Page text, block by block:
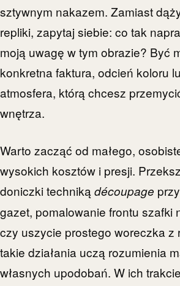
sztywnym nakazem. Zamiast
repliki, zapytaj siebie: co tak
moją uwagę w tym obrazie? Być
konkretna faktura, odcień koloru
atmosfera, którą chcesz
wnętrza.
Warto zacząć od małego,
wysokich kosztów i presji.
doniczki techniką découpage
gazet, pomalowanie frontu szafki
czy uszycie prostego woreczka z
takie działania uczą rozumienia
własnych upodobań. W ich